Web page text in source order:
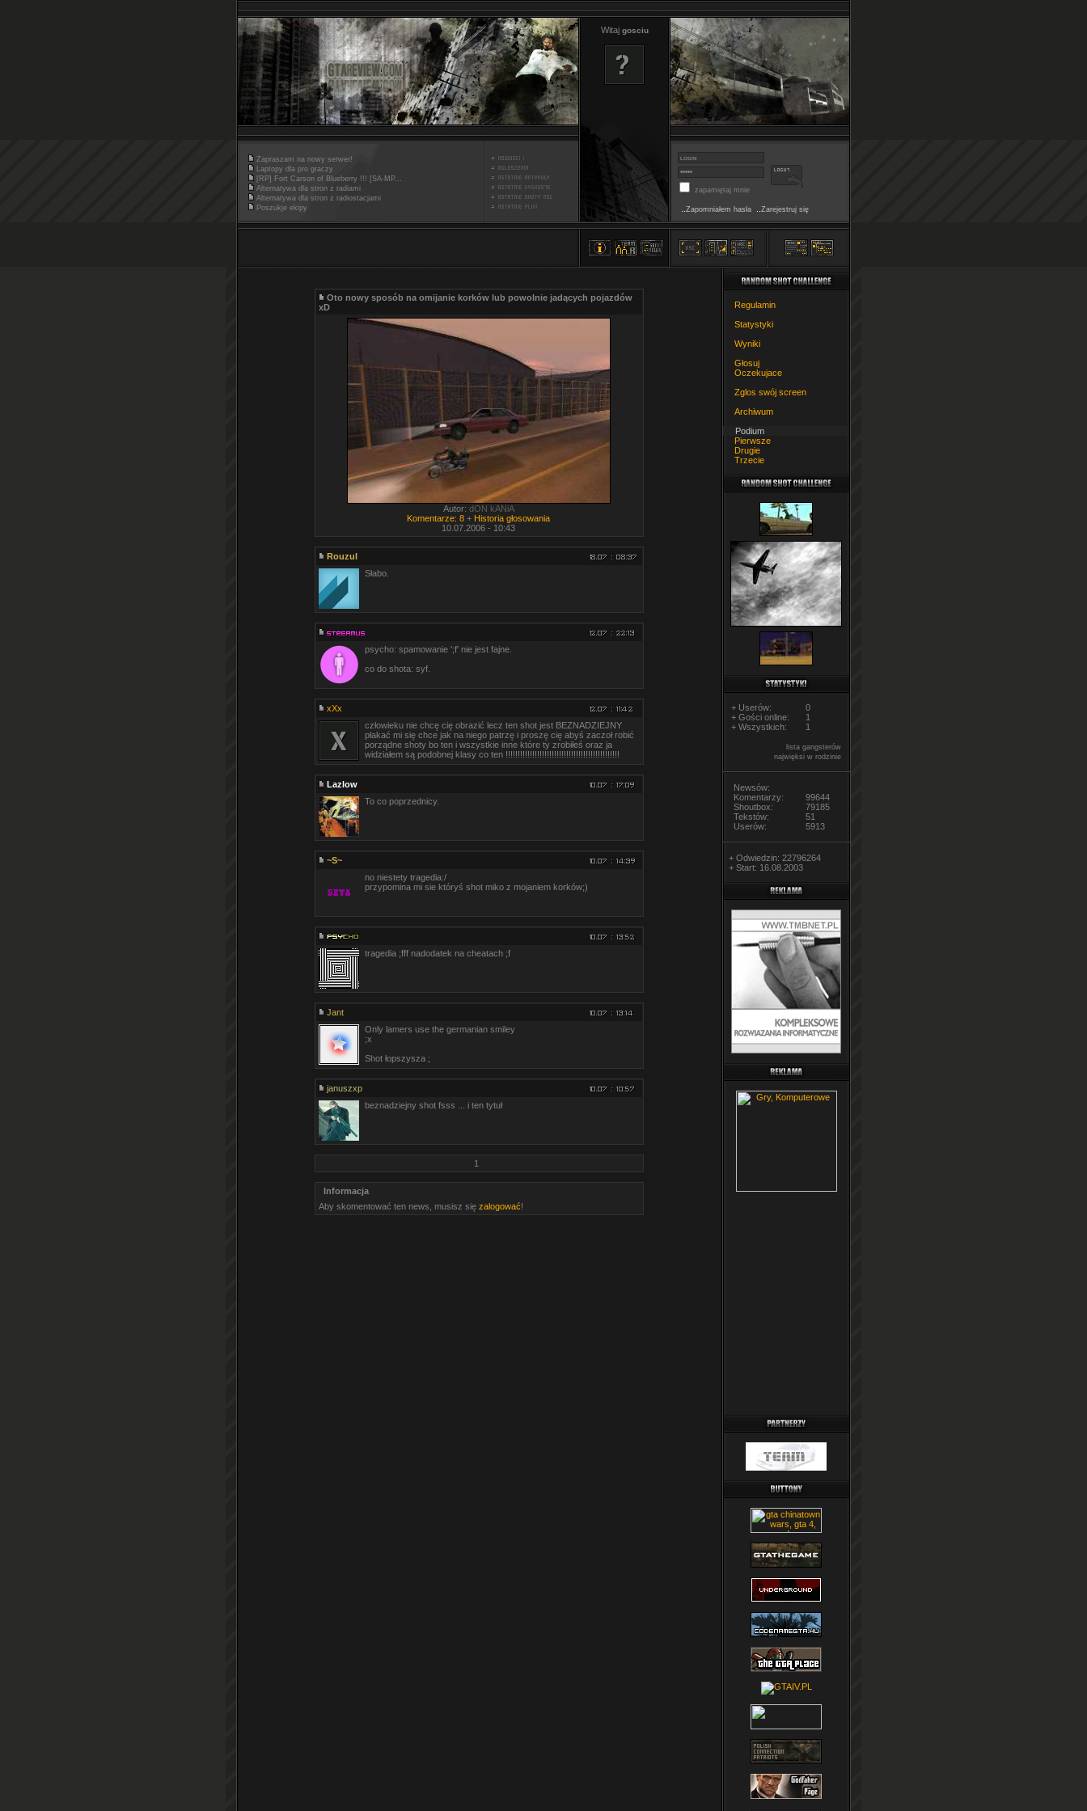
Zapraszam na nowy serwer!
Laptopy dla pro graczy
[RP] Fort Carson of Blueberry !!! [SA-MP...
Alternatywa dla stron z radiami
Alternatywa dla stron z radiostacjami
Poszukje ekipy
Witaj gosciu
zapamiętaj mnie
Zapomniałem hasła Zarejestruj się
Oto nowy sposób na omijanie korków lub powolnie jadących pojazdów
xD
Autor: dON kANiA
Komentarze: 8 + Historia głosowania
10.07.2006 - 10:43
Rouzul
Słabo.
psycho: spamowanie ';f' nie jest fajne.
co do shota: syf.
xXx
człowieku nie chcę cię obrazić lecz ten shot jest BEZNADZIEJNY
płakać mi się chce jak na niego patrzę i proszę cię abyś zaczoł robić
porządne shoty bo ten i wszystkie inne które ty zrobiłeś oraz ja
widziałem są podobnej klasy co ten !!!!!!!!!!!!!!!!!!!!!!!!!!!!!!!!!!!!!!!!!!!!!!!
Lazlow
To co poprzednicy.
~S~
no niestety tragedia:/
przypomina mi sie któryś shot miko z mojaniem korków;)
tragedia ;fff nadodatek na cheatach ;f
Jant
Only lamers use the germanian smiley
;x
Shot łopszysza ;
januszxp
beznadziejny shot fsss ... i ten tytuł
1
Informacja
Aby skomentować ten news, musisz się zalogować!
Regulamin
Statystyki
Wyniki
Głosuj
Oczekujace
Zglos swój screen
Archiwum
Podium
Pierwsze
Drugie
Trzecie
+ Userów:
0
+ Gości online:
1
+ Wszystkich:
1
lista gangsterów
najwięksi w rodzinie
Newsów:
Komentarzy:
99644
Shoutbox:
79185
Tekstów:
51
Userów:
5913
+ Odwiedzin: 22796264
+ Start: 16.08.2003